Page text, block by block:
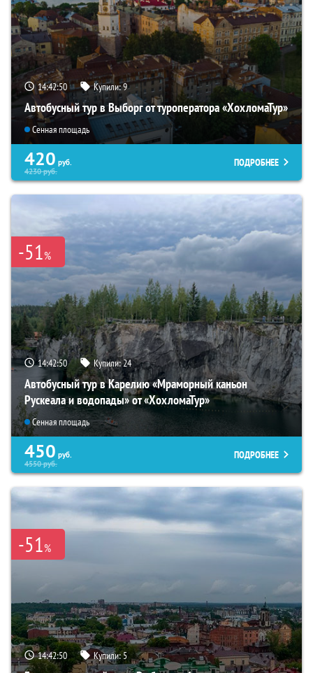
14:42:49 Купили:9
Автобусный тур в Выборг от туроператора «ХохломаТур»
Сенная площадь
420 руб.
4230руб.
ПОДРОБНЕЕ
-51%
14:42:49 Купили:24
Автобусный тур в Карелию «Мраморный каньон
Рускеала и водопады» от «ХохломаТур»
Сенная площадь
450 руб.
4550руб.
ПОДРОБНЕЕ
-51%
14:42:49 Купили:5